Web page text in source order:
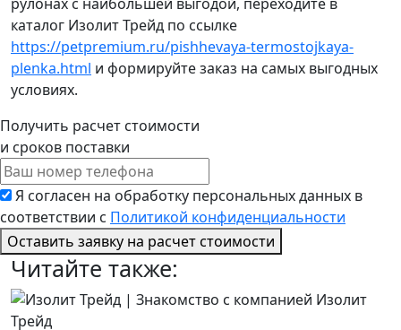
каталог Изолит Трейд по ссылке
https://petpremium.ru/pishhevaya-termostojkaya-
plenka.html и формируйте заказ на самых выгодных
условиях.
Получить расчет стоимости
и сроков поставки
Я согласен на обработку персональных данных в
соответствии с Политикой конфиденциальности
Оставить заявку на расчет стоимости
Читайте также: